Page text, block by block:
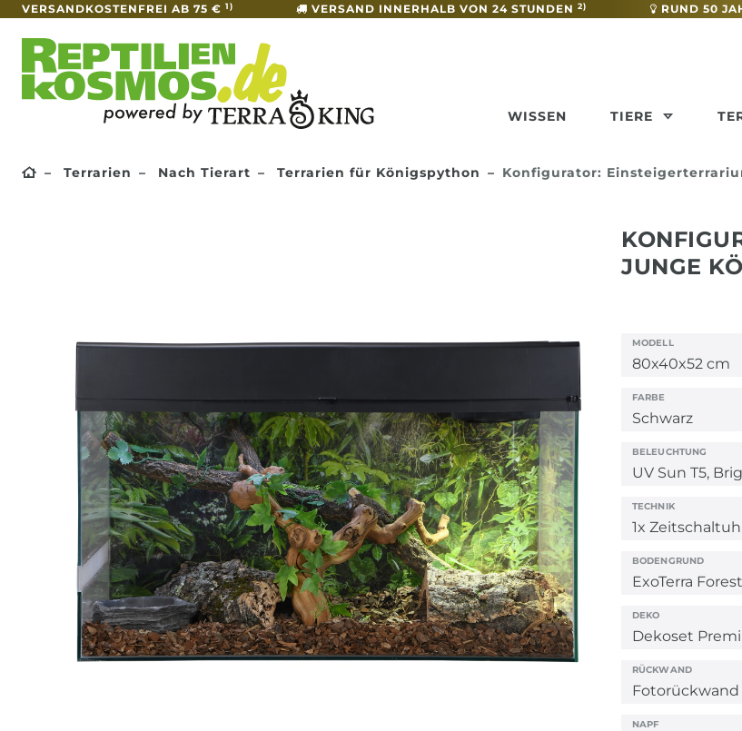
VERSANDKOSTENFREI AB 75 € 1) VERSAND INNERHALB VON 24 STUNDEN 2) RUND 50
WISSEN TIERE
Terrarien Nach Tierart Terrarien für Königspython Konfigurator:
JUNGE
MODELL
FARBE
BELEUCHTUNG
TECHNIK
BODENGRUND
DEKO
RÜCKWAND
NAPF